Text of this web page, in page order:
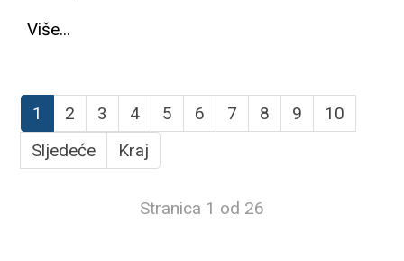
Više...
1 2 3 4 5 6 7 8 9
10
Sljedeće
Kraj
Stranica 1 od 26